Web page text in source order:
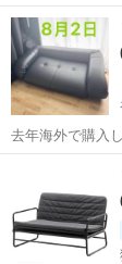
どで購入したソ
【商品の特徴・おすすめポイン
「カウチ」「マ...
東京 足立区
去年海外で購入した、断
スマットレス】
など引っかかりにくく 洗
ごろ寝マット、